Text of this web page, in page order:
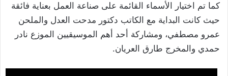
كما تم اختيار الأسماء القائمة على صناعة العمل بعناية فائقة
حيث كانت البداية مع الكاتب دكتور مدحت العدل والملحن
عمرو مصطفي، ومشاركة أحد أهم الموسيقيين الموزع نادر
حمدي والمخرج طارق العريان.